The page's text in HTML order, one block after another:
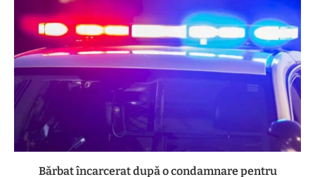
Bărbat încarcerat după o condamnare pentru